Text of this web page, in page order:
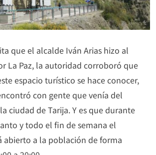
que el alcalde Iván Arias hizo al
La Paz, la autoridad corroboró que
espacio turístico se hace conocer,
con gente que venía del
ciudad de Tarija. Y es que durante
y todo el fin de semana el
abierto a la población de forma